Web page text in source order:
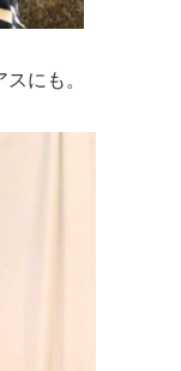
にも。